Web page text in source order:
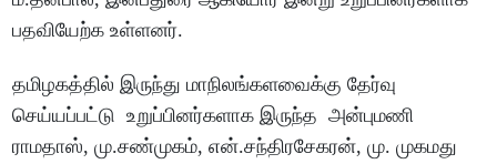
பதவியேற்க உள்ளனர்.
தமிழகத்தில் இருந்து மாநிலங்களவைக்கு தேர்வு
செய்யப்பட்டு உறுப்பினர்களாக இருந்த அன்புமணி
ராமதாஸ், மு.சண்முகம், என்.சந்திரசேகரன், மு. முகமது